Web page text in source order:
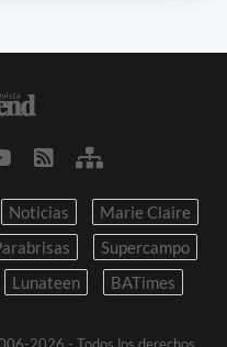
Noticias
Marie Claire
Supercampo
Lunateen BATimes